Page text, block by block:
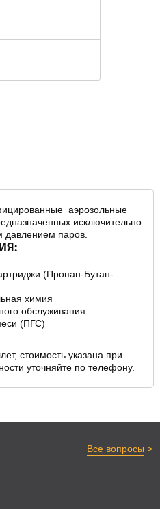
аэрозольные
исключительно
давлением паров.
(Пропан-Бутан-
химия
обслуживания
(ПГС)
стоимость указана при
уточняйте по телефону.
Все вопросы >